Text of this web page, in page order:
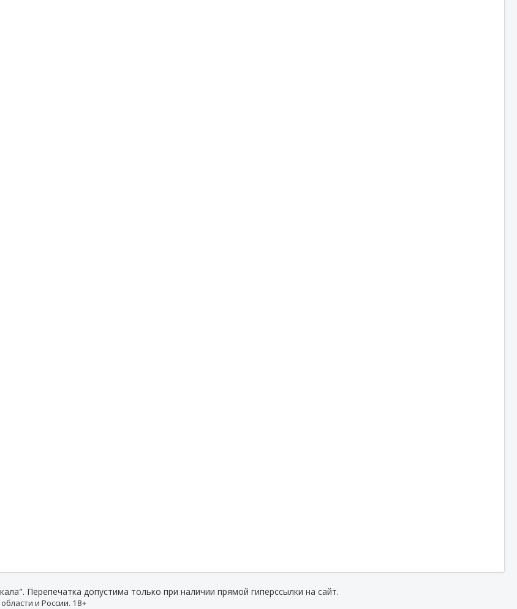
Перепечатка допустима только при наличии прямой гиперссылки на сайт.
и России. 18+